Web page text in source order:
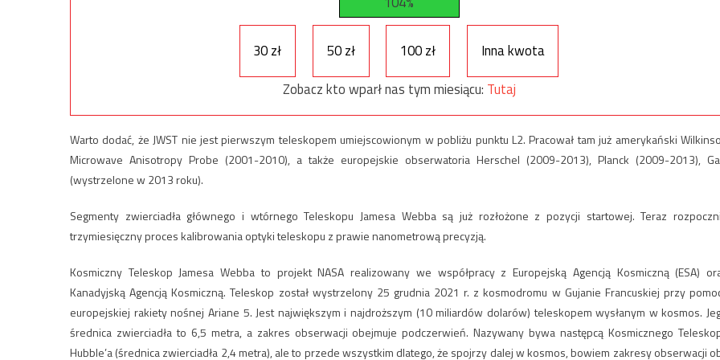
30 zł 50 zł 100 zł
Inna kwota
Zobacz kto wparł nas tym miesiącu: Tutaj
Warto dodać, że JWST nie jest pierwszym teleskopem umiejscowionym w pobliżu punktu L2. Pracował tam już amerykański
Microwave Anisotropy Probe (2001-2010), a także europejskie obserwatoria Herschel (2009-2013), Planck (2009-2013),
(wystrzelone w 2013 roku).
Segmenty zwierciadła głównego i wtórnego Teleskopu Jamesa Webba są już rozłożone z pozycji startowej. Teraz
trzymiesięczny proces kalibrowania optyki teleskopu z prawie nanometrową precyzją.
Kosmiczny Teleskop Jamesa Webba to projekt NASA realizowany we współpracy z Europejską Agencją Kosmiczną (ESA)
Kanadyjską Agencją Kosmiczną. Teleskop został wystrzelony 25 grudnia 2021 r. z kosmodromu w Gujanie Francuskiej przy
europejskiej rakiety nośnej Ariane 5. Jest największym i najdroższym (10 miliardów dolarów) teleskopem wysłanym w kosmos.
średnica zwierciadła to 6,5 metra, a zakres obserwacji obejmuje podczerwień. Nazywany bywa następcą Kosmicznego
Hubble’a (średnica zwierciadła 2,4 metra), ale to przede wszystkim dlatego, że spojrzy dalej w kosmos, bowiem zakresy obserwacji